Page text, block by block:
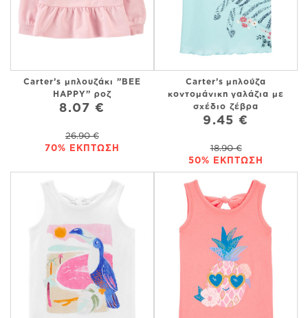
Carter’s μπλουζάκι ”BEE
HAPPY” ροζ
8.07 €
26.90 €
70% ΕΚΠΤΩΣΗ
Carter’s μπλούζα
κοντομάνικη γαλάζια με
σχέδιο ζέβρα
9.45 €
18.90 €
50% ΕΚΠΤΩΣΗ